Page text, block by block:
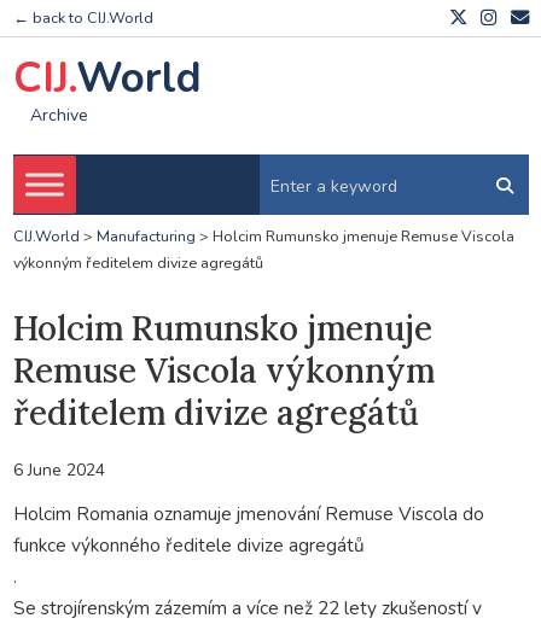
← back to CIJ.World
CIJ.World
Archive
CIJ.World > Manufacturing > Holcim Rumunsko jmenuje Remuse Viscola
výkonným ředitelem divize agregátů
Holcim Rumunsko jmenuje
Remuse Viscola výkonným
ředitelem divize agregátů
6 June 2024
Holcim Romania oznamuje jmenování Remuse Viscola do
funkce výkonného ředitele divize agregátů
.
Se strojírenským zázemím a více než 22 lety zkušeností v